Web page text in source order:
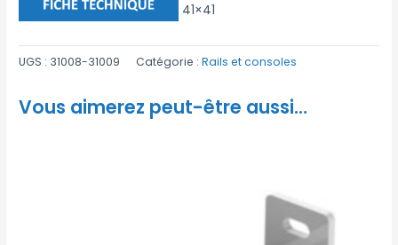
41×41
UGS : 31008-31009 Catégorie :Rails et consoles
Vous aimerez peut-être aussi…